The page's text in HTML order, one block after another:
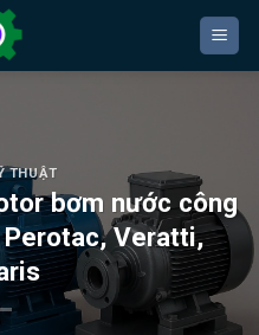
THUẬT
bơm nước công
Veratti,